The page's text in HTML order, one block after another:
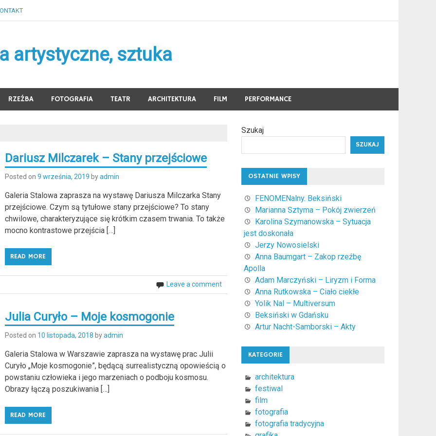
artystyczne, sztuka
RZEŹBA FOTOGRAFIA TEATR ARCHITEKTURA FILM PERFORMANCE
Dariusz Milczarek – Stany przejściowe
Posted on9 września, 2019 byadmin
Galeria Stalowa zaprasza na wystawę Dariusza Milczarka Stany
przejściowe. Czym są tytułowe stany przejściowe? To stany
chwilowe, charakteryzujące się krótkim czasem trwania. To także
mocno kontrastowe przejścia […]
READ MORE
Leave a comment
Julia Curyło – Moje kosmogonie
Posted on 10 listopada, 2018 byadmin
Galeria Stalowa w Warszawie zaprasza na wystawę prac Julii
Curyło „Moje kosmogonie”, będącą surrealistyczną opowieścią o
powstaniu człowieka i jego marzeniach o podboju kosmosu.
Obrazy łączą poszukiwania […]
READ MORE
Szukaj
SZUKAJ
OSTATNIE WPISY
FENOMENalny. Beksiński
Marianna Sztyma – Pokój zwierzeń
Karolina Szymanowska – Sytuacja
jest doskonała
Jerzy Nowosielski
Anna Baumgart – Zakop rzeźbę
Apolla
Adam Marczyński – Liryzm i Forma
Anna Rutkowska – Ciało ciekłe
Yolik Nal – Multiversum
Beksiński w Gdańsku
Artur Nacht-Samborski – Akty
KATEGORIE
architektura
festiwal
film
fotografia
fotografia tradycyjna